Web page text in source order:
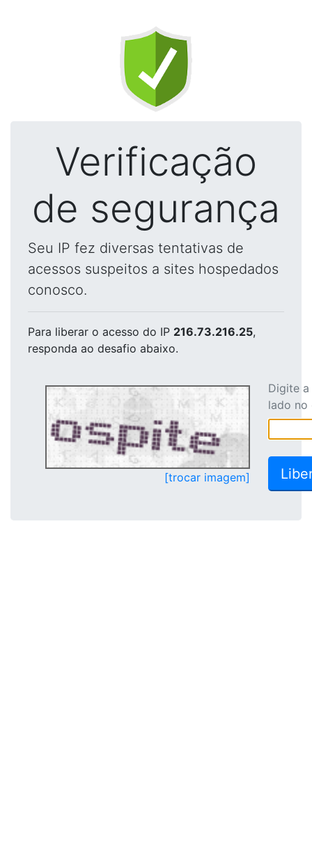
Verificação
de segurança
Seu IP fez diversas tentativas de
acessos suspeitos a sites hospedados
conosco.
Para liberar o acesso do IP 216.73.216.25,
responda ao desafio abaixo.
[trocar imagem]
Digite
lado no